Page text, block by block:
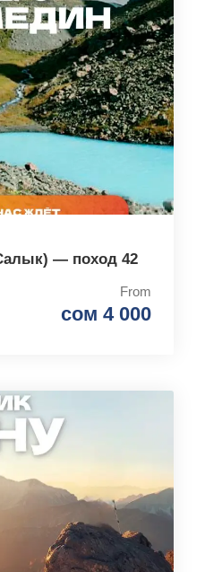
— поход 42
From
сом 4 000